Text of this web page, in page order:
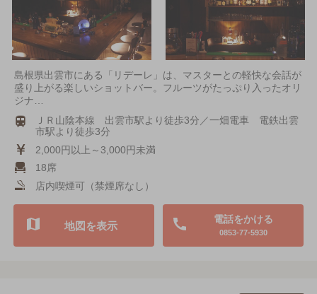
島根県出雲市にある「リデーレ」は、マスターとの軽快な会話が
盛り上がる楽しいショットバー。フルーツがたっぷり入ったオリ
ジナ…
ＪＲ山陰本線 出雲市駅より徒歩3分／一畑電車 電鉄出雲
市駅より徒歩3分
2,000円以上～3,000円未満
18席
店内喫煙可（禁煙席なし）
電話をかける
0853-77-5930
地図を表示